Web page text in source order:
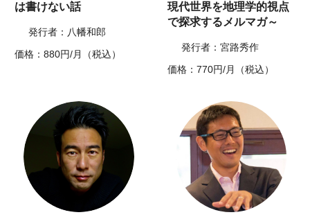
は書けない話
発行者：八幡和郎
価格：880円/月（税込）
現代世界を地理学的視点
で探求するメルマガ～
発行者：宮路秀作
価格：770円/月（税込）